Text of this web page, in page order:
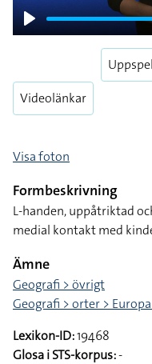
Play
Videolänkar
Visa foton
Formbeskrivning
L-handen, uppåtriktad
medial kontakt med
Ämne
Geografi > övrigt
Geografi > orter >
Lexikon-ID:19468
Glosa i STS-korpus:-